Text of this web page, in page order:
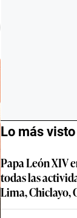
Lo más visto
Papa León XIV
todas las
Lima, Chiclayo,